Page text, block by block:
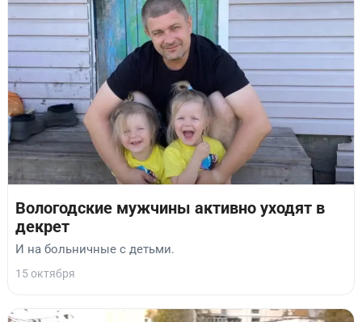
Вологодские мужчины активно уходят в
декрет
И на больничные с детьми.
15 октября